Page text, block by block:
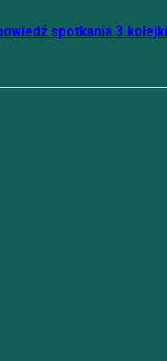
spotkania 3 kolejki